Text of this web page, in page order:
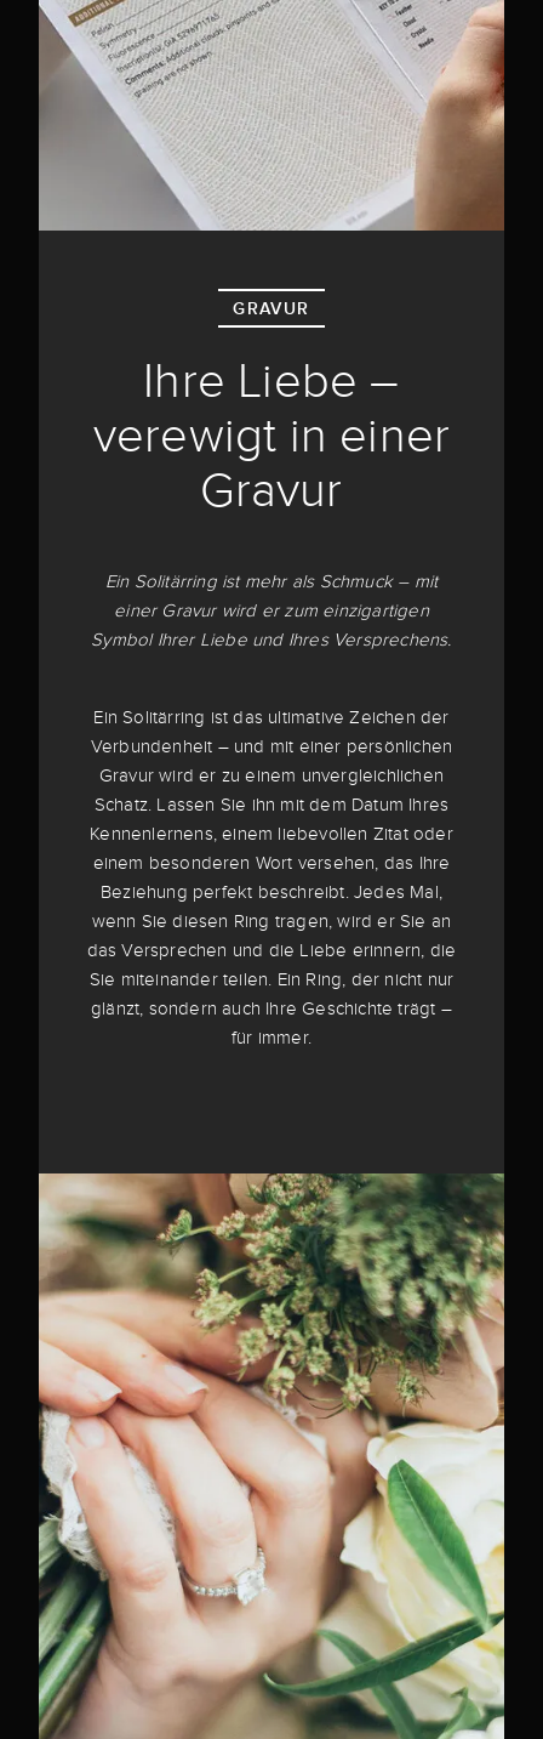
GRAVUR
Ihre Liebe –
verewigt in einer
Gravur
Ein Solitärring ist mehr als Schmuck – mit
einer Gravur wird er zum einzigartigen
Symbol Ihrer Liebe und Ihres Versprechens.
Ein Solitärring ist das ultimative Zeichen der
Verbundenheit – und mit einer persönlichen
Gravur wird er zu einem unvergleichlichen
Schatz. Lassen Sie ihn mit dem Datum Ihres
Kennenlernens, einem liebevollen Zitat oder
einem besonderen Wort versehen, das Ihre
Beziehung perfekt beschreibt. Jedes Mal,
wenn Sie diesen Ring tragen, wird er Sie an
das Versprechen und die Liebe erinnern, die
Sie miteinander teilen. Ein Ring, der nicht nur
glänzt, sondern auch Ihre Geschichte trägt –
für immer.